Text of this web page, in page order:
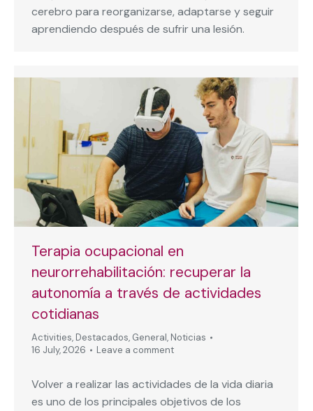
cerebro para reorganizarse, adaptarse y seguir
aprendiendo después de sufrir una lesión.
Terapia ocupacional en
neurorrehabilitación: recuperar la
autonomía a través de actividades
cotidianas
Activities, Destacados, General, Noticias
16 July, 2026
Leave a comment
Volver a realizar las actividades de la vida diaria
es uno de los principales objetivos de los